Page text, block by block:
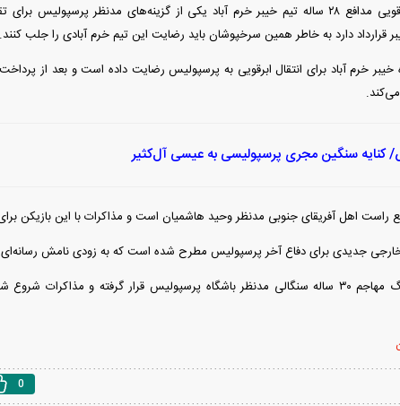
همچنین حسین ابرقویی مدافع ۲۸ ساله تیم خیبر خرم آباد یکی از گزینه‌های مدنظر
قرارداد دارد به خاطر همین سرخپوشان باید رضایت این تیم خرم آبادی را جلب کنند.
خرم آباد برای انتقال ابرقویی به پرسپولیس رضایت داده است و بعد از
سنگین مجری پرسپولیسی به عیسی آل‌کثیر
راست اهل آفریقای جنوبی مدنظر وحید هاشمیان است و مذاکرات با این بازیکن
خارجی جدیدی برای دفاع آخر پرسپولیس مطرح شده است که به زودی نامش
همچنین امبایه نیانگ مهاجم ۳۰ ساله سنگالی مدنظر باشگاه پرسپولیس قرار گرفته و
0